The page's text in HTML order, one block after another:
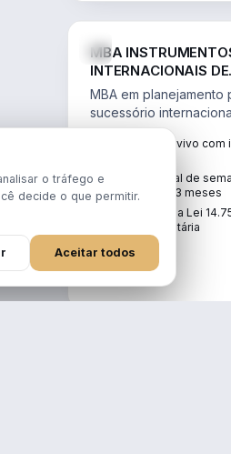
MBA
INTERNACIONAIS DE
PLANEJAMENTO
SUCESSÓRIO
MBA em planejamento
sucessório
trusts e offshore sob a
14.754/2023 e a
MBA 100% ao vivo
Aulas em 1 final de
gravadas por 3 meses
Atualizado pela Lei
Reforma Tributária
DURAÇÃO
12 meses
o tráfego e
decide o que permitir.
Aceitar todos